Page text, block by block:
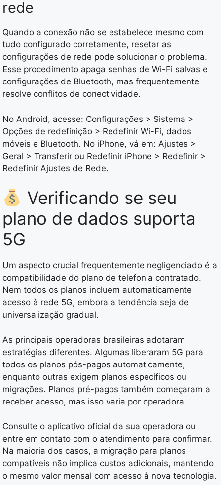
rede
Quando a conexão não se estabelece mesmo com
tudo configurado corretamente, resetar as
configurações de rede pode solucionar o problema.
Esse procedimento apaga senhas de Wi-Fi salvas e
configurações de Bluetooth, mas frequentemente
resolve conflitos de conectividade.
No Android, acesse: Configurações > Sistema >
Opções de redefinição > Redefinir Wi-Fi, dados
móveis e Bluetooth. No iPhone, vá em: Ajustes >
Geral > Transferir ou Redefinir iPhone > Redefinir >
Redefinir Ajustes de Rede.
Verificando se seu
plano de dados suporta
5G
Um aspecto crucial frequentemente negligenciado é a
compatibilidade do plano de telefonia contratado.
Nem todos os planos incluem automaticamente
acesso à rede 5G, embora a tendência seja de
universalização gradual.
As principais operadoras brasileiras adotaram
estratégias diferentes. Algumas liberaram 5G para
todos os planos pós-pagos automaticamente,
enquanto outras exigem planos específicos ou
migrações. Planos pré-pagos também começaram a
receber acesso, mas isso varia por operadora.
Consulte o aplicativo oficial da sua operadora ou
entre em contato com o atendimento para confirmar.
Na maioria dos casos, a migração para planos
compatíveis não implica custos adicionais, mantendo
o mesmo valor mensal com acesso à nova tecnologia.